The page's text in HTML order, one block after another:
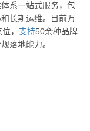
系一站式服务，包
长期运维。目前万
， 支持50余种品牌
落地能力。